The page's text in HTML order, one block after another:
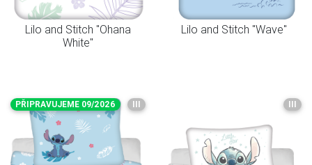
Lilo and Stitch "Ohana
White"
Lilo and Stitch "Wave"
PŘIPRAVUJEME 09/2026 III III